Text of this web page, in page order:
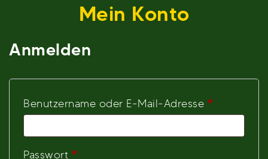
Mein Konto
Anmelden
Benutzername oder E-Mail-Adresse *
Passwort *Erforderlich